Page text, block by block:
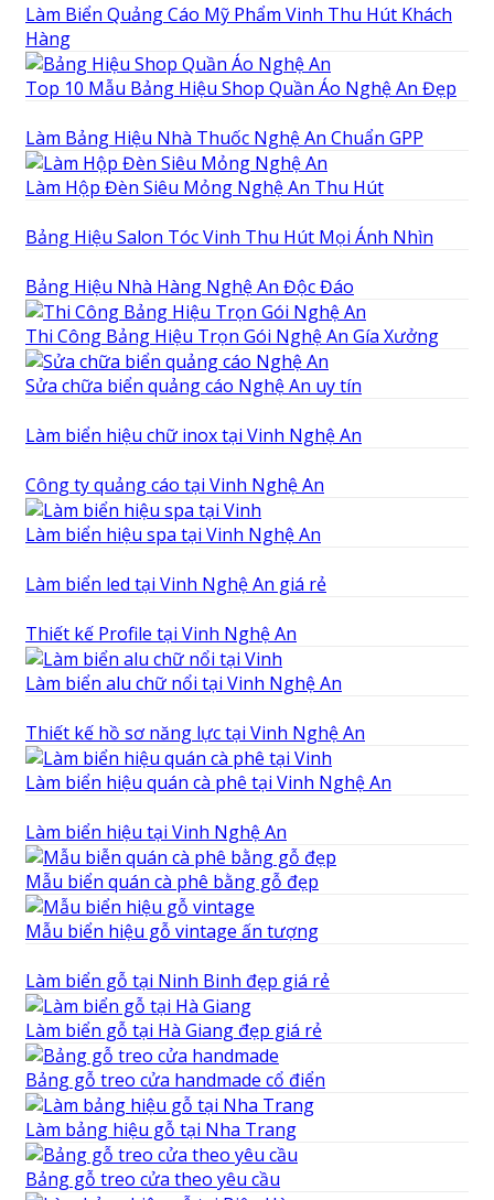
Làm Biển Quảng Cáo Mỹ Phẩm Vinh Thu Hút Khách
Hàng
Top 10 Mẫu Bảng Hiệu Shop Quần Áo Nghệ An Đẹp
Làm Bảng Hiệu Nhà Thuốc Nghệ An Chuẩn GPP
Làm Hộp Đèn Siêu Mỏng Nghệ An Thu Hút
Bảng Hiệu Salon Tóc Vinh Thu Hút Mọi Ánh Nhìn
Bảng Hiệu Nhà Hàng Nghệ An Độc Đáo
Thi Công Bảng Hiệu Trọn Gói Nghệ An Gía Xưởng
Sửa chữa biển quảng cáo Nghệ An uy tín
Làm biển hiệu chữ inox tại Vinh Nghệ An
Công ty quảng cáo tại Vinh Nghệ An
Làm biển hiệu spa tại Vinh Nghệ An
Làm biển led tại Vinh Nghệ An giá rẻ
Thiết kế Profile tại Vinh Nghệ An
Làm biển alu chữ nổi tại Vinh Nghệ An
Thiết kế hồ sơ năng lực tại Vinh Nghệ An
Làm biển hiệu quán cà phê tại Vinh Nghệ An
Làm biển hiệu tại Vinh Nghệ An
Mẫu biển quán cà phê bằng gỗ đẹp
Mẫu biển hiệu gỗ vintage ấn tượng
Làm biển gỗ tại Ninh Binh đẹp giá rẻ
Làm biển gỗ tại Hà Giang đẹp giá rẻ
Bảng gỗ treo cửa handmade cổ điển
Làm bảng hiệu gỗ tại Nha Trang
Bảng gỗ treo cửa theo yêu cầu